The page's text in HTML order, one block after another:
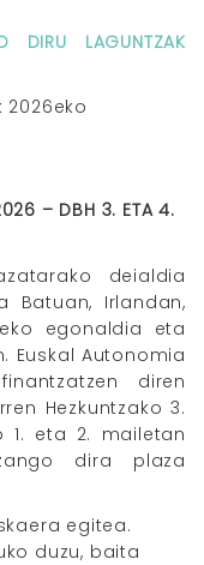
DIRU LAGUNTZAK
2026eko
– DBH 3. ETA 4.
deialdia
Batuan, Irlandan,
egonaldia eta
Euskal Autonomia
diren
Hezkuntzako 3.
1. eta 2. mailetan
dira plaza
egitea.
duzu, baita